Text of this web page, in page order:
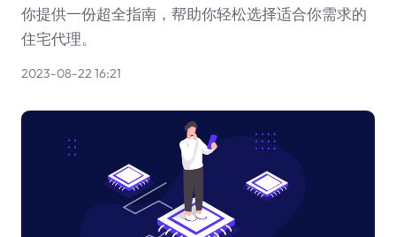
你提供一份超全指南，帮助你轻松选择适合你需求的
住宅代理。
2023-08-22 16:21